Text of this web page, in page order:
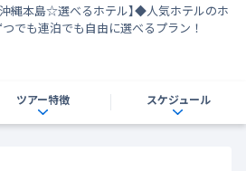
縄本島☆選べるホテル】◆人気ホテルのホ
でも連泊でも自由に選べるプラン！
ツアー特徴 スケジュール